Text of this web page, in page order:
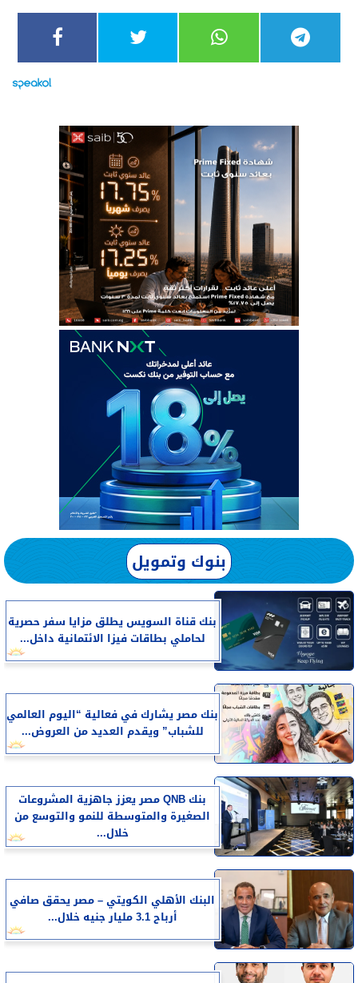
بنوك وتمويل
بنك قناة السويس يطلق مزايا سفر حصرية
لحاملي بطاقات فيزا الائتمانية داخل...
بنك مصر يشارك في فعالية “اليوم العالمي
للشباب” ويقدم العديد من العروض...
بنك QNB مصر يعزز جاهزية المشروعات
الصغيرة والمتوسطة للنمو والتوسع من
خلال...
البنك الأهلي الكويتي – مصر يحقق صافي
أرباح 3.1 مليار جنيه خلال...